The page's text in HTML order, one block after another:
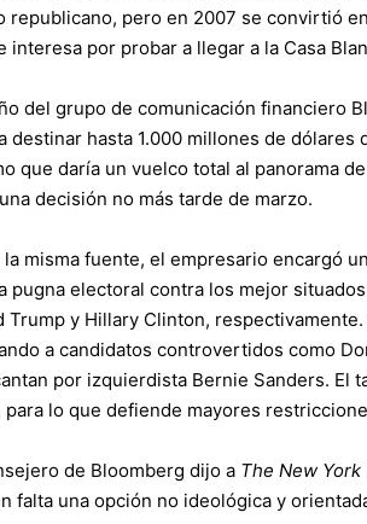
republicano, pero en 2007 se convirtió
interesa por probar a llegar a la Casa
del grupo de comunicación financiero
destinar hasta 1.000 millones de
que daría un vuelco total al panorama
decisión no más tarde de marzo.
la misma fuente, el empresario encargó
pugna electoral contra los mejor
Trump y Hillary Clinton,
a candidatos controvertidos como
por izquierdista Bernie Sanders. El
para lo que defiende mayores
de Bloomberg dijo a The New York
falta una opción no ideológica y